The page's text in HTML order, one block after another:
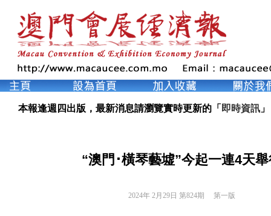
本報逢週四出版，最新消息請瀏覽實時更新的「 即時資訊 」
“澳門･橫琴藝墟”今起一連4天
2024年 2月29日 第824期 第一版